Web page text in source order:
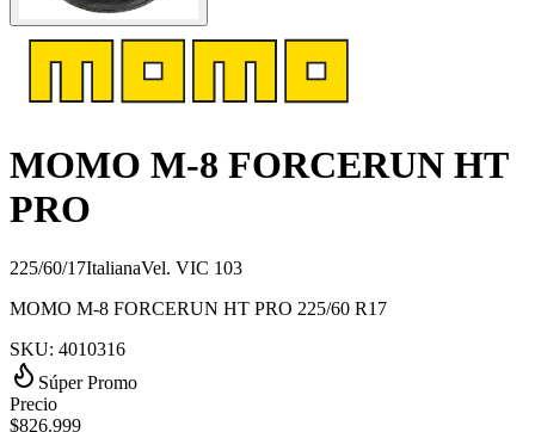
MOMO M-8 FORCERUN HT
PRO
225/60/17ItalianaVel. VIC 103
MOMO M-8 FORCERUN HT PRO 225/60 R17
SKU: 4010316
Súper Promo
Precio
$826.999